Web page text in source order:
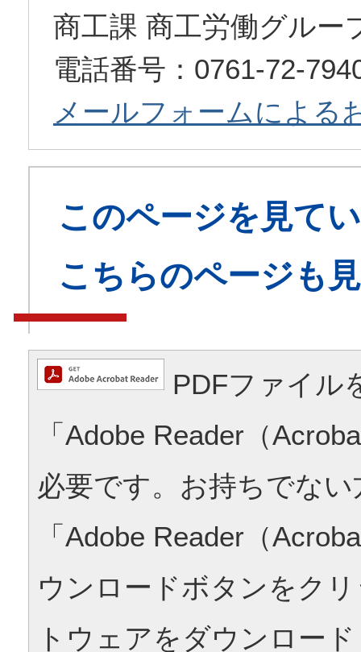
商工課 商工労働グルー
電話番号：0761-72-
メールフォームによる
このページを見て
こちらのページも
PDFファイル
「Adobe Reader（
必要です。お持ちでな
「Adobe Reader（
ウンロードボタンをク
トウェアをダウンロー